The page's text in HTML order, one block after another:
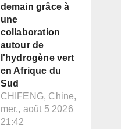
demain grâce à
une
collaboration
autour de
l'hydrogène vert
en Afrique du
Sud
CHIFENG, Chine,
mer., août 5 2026
21:42